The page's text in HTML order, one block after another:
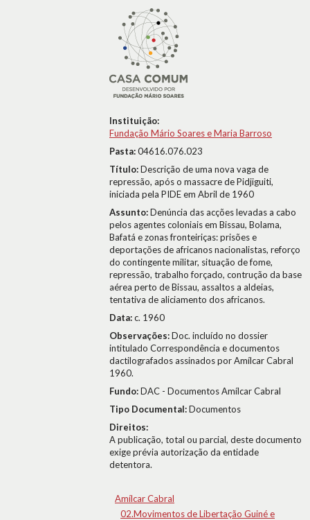
Instituição:
Fundação Mário Soares e Maria Barroso
Pasta:04616.076.023
Título:Descrição de uma nova vaga de
repressão, após o massacre de Pidjiguiti,
iniciada pela PIDE em Abril de 1960
Assunto:Denúncia das acções levadas a cabo
pelos agentes coloniais em Bissau, Bolama,
Bafatá e zonas fronteiriças: prisões e
deportações de africanos nacionalistas, reforço
do contingente militar, situação de fome,
repressão, trabalho forçado, contrução da base
aérea perto de Bissau, assaltos a aldeias,
tentativa de aliciamento dos africanos.
Data:c. 1960
Observações:Doc. incluído no dossier
intitulado Correspondência e documentos
dactilografados assinados por Amílcar Cabral
1960.
Fundo:DAC - Documentos Amílcar Cabral
Tipo Documental:Documentos
Direitos:
A publicação, total ou parcial, deste documento
exige prévia autorização da entidade
detentora.
Amílcar Cabral
02.Movimentos de Libertação Guiné e